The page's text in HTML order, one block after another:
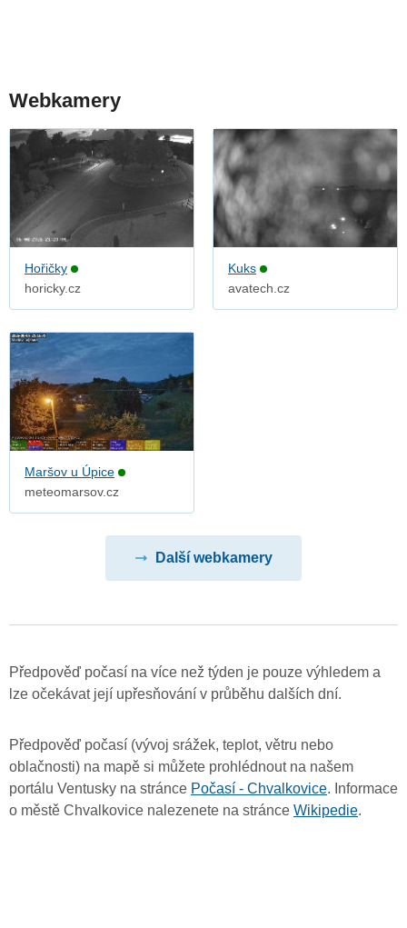
Webkamery
Hořičky
horicky.cz
Kuks
avatech.cz
Maršov u Úpice
meteomarsov.cz
Další webkamery
Předpověď počasí na více než týden je pouze výhledem a
lze očekávat její upřesňování v průběhu dalších dní.
Předpověď počasí (vývoj srážek, teplot, větru nebo
oblačnosti) na mapě si můžete prohlédnout na našem
portálu Ventusky na stránce Počasí - Chvalkovice. Informace
o městě Chvalkovice nalezenete na stránce Wikipedie.